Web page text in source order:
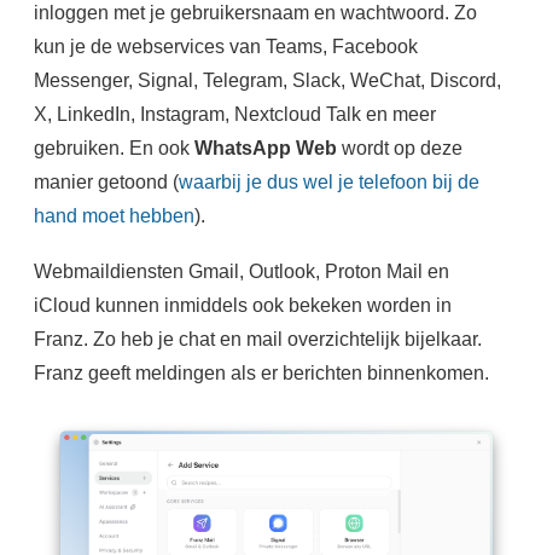
inloggen met je gebruikersnaam en wachtwoord. Zo
kun je de webservices van Teams, Facebook
Messenger, Signal, Telegram, Slack, WeChat, Discord,
X, LinkedIn, Instagram, Nextcloud Talk en meer
gebruiken. En ook WhatsApp Web wordt op deze
manier getoond (waarbij je dus wel je telefoon bij de
hand moet hebben).
Webmaildiensten Gmail, Outlook, Proton Mail en
iCloud kunnen inmiddels ook bekeken worden in
Franz. Zo heb je chat en mail overzichtelijk bijelkaar.
Franz geeft meldingen als er berichten binnenkomen.